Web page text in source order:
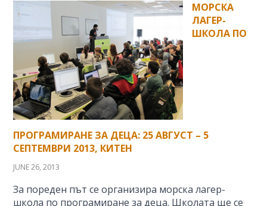
МОРСКА
ЛАГЕР-
ШКОЛА ПО
ПРОГРАМИРАНЕ ЗА ДЕЦА: 25 АВГУСТ – 5
СЕПТЕМВРИ 2013, КИТЕН
JUNE 26, 2013
За пореден път се организира морска лагер-
школа по програмиране за деца. Школата ще се